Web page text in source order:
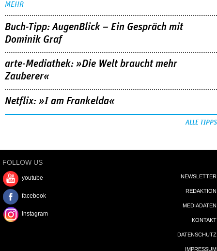
MEHR
Buch-Tipp: AugenBlick – Ein Gespräch mit
Dominik Graf
arte-Mediathek: »Die Welt braucht mehr
Zauberer«
Netflix: »I am Frankelda«
ALLE TIPPS
FOLLOW US
youtube
facebook
instagram
NEWSLETTER
REDAKTION
MEDIADATEN
KONTAKT
DATENSCHUTZ
IMPRESSUM